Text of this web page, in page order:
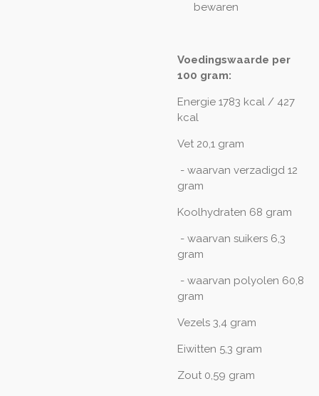
bewaren
Voedingswaarde per
100 gram:
Energie 1783 kcal / 427
kcal
Vet 20,1 gram
- waarvan verzadigd 12
gram
Koolhydraten 68 gram
- waarvan suikers 6,3
gram
- waarvan polyolen 60,8
gram
Vezels 3,4 gram
Eiwitten 5,3 gram
Zout 0,59 gram